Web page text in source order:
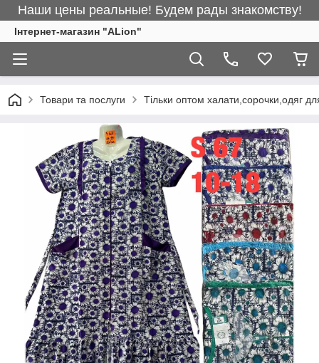
Наши цены реальные! Будем рады знакомству!
Інтернет-магазин "ALіon"
Товари та послуги Тільки оптом халати,сорочки,одяг